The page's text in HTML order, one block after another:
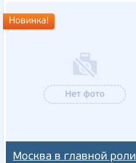
Москва в главной роли
Новинка!